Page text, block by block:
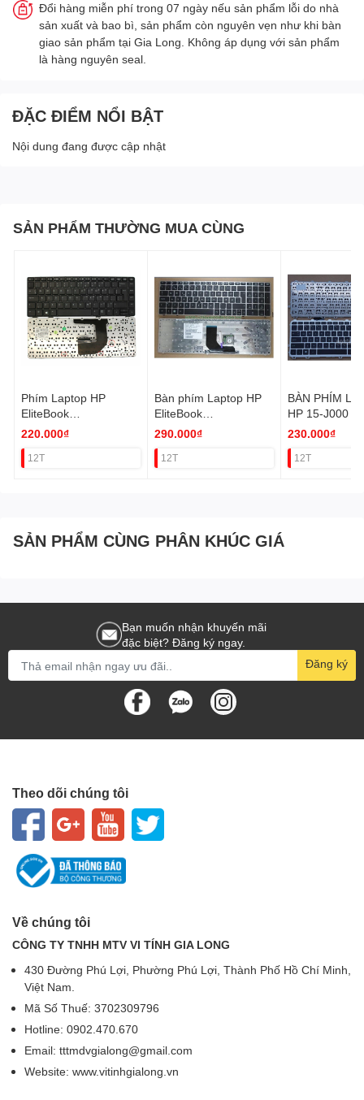
Đổi hàng miễn phí trong 07 ngày nếu sản phẩm lỗi do nhà
sản xuất và bao bì, sản phẩm còn nguyên vẹn như khi bàn
giao sản phẩm tại Gia Long. Không áp dụng với sản phẩm
là hàng nguyên seal.
ĐẶC ĐIỂM NỔI BẬT
Nội dung đang được cập nhật
SẢN PHẨM THƯỜNG MUA CÙNG
Phím Laptop HP
EliteBook
8460,8470,HP
Có Khung
220.000₫
12T
Bàn phím Laptop HP
EliteBook
8560P,8570P,HP
6565B Zin
290.000₫
12T
BÀN PHÍM
HP 15-J000
230.000₫
12T
SẢN PHẨM CÙNG PHÂN KHÚC GIÁ
Bạn muốn nhận khuyến mãi
đặc biệt? Đăng ký ngay.
Đăng ký
Theo dõi chúng tôi
Về chúng tôi
CÔNG TY TNHH MTV VI TÍNH GIA LONG
430 Đường Phú Lợi, Phường Phú Lợi, Thành Phố Hồ Chí Minh,
Việt Nam.
Mã Số Thuế: 3702309796
Hotline: 0902.470.670
Email: tttmdvgialong@gmail.com
Website: www.vitinhgialong.vn